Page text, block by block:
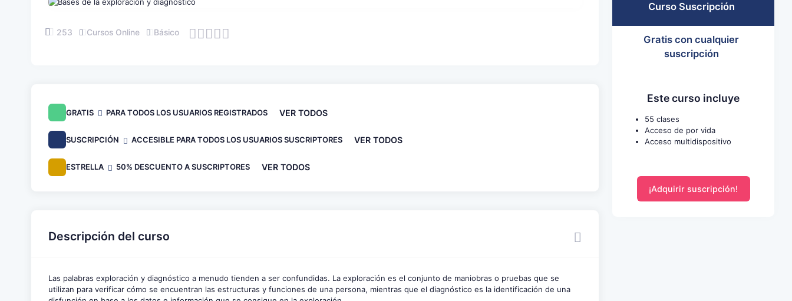
253 Cursos Online Básico
GRATIS PARA TODOS LOS USUARIOS REGISTRADOS VER TODOS
SUSCRIPCIÓN ACCESIBLE PARA TODOS LOS USUARIOS SUSCRIPTORES VER TODOS
ESTRELLA 50% DESCUENTO A SUSCRIPTORES VER TODOS
Descripción del curso
Las palabras exploración y diagnóstico a menudo tienden a ser confundidas. La exploración es el conjunto de maniobras o pruebas que se
utilizan para verificar cómo se encuentran las estructuras y funciones de una persona, mientras que el diagnóstico es la identificación de una
Curso Suscripción
Gratis con cualquier
suscripción
Este curso incluye
55 clases
Acceso de por vida
Acceso multidispositivo
¡Adquirir suscripción!